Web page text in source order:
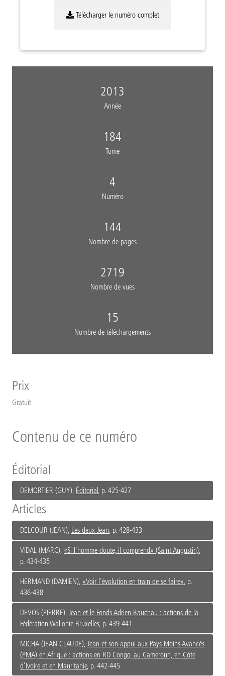
Télécharger le numéro complet
2013
Année
184
Tome
4
Numéro
144
Nombre de pages
2719
Nombre de vues
15
Nombre de téléchargements
Prix
Gratuit
Contenu de ce numéro
Éditorial
DEMORTIER (GUY), Éditorial , p. 425-427
Articles
DELCOUR (JEAN), Les deux Jean, p. 428-433
VIDAL (MARC), «Si l'homme doute, il comprend» (Saint Augustin),
p. 434-435
HERMAND (DAMIEN), «Voir l'évolution en train de se faire», p.
436-438
DEVOS (PIERRE), Jean et le Fonds Adrien Bauchau : actions de la
Fédération Wallonie-Bruxelles, p. 439-441
MICHA (JEAN-CLAUDE), Jean et son appui aux Pays Moins Avancés
(PMA) en Afrique : actions en RD Congo, au Cameroun, en Côte
d'Ivoire et en Mauritanie, p. 442-445